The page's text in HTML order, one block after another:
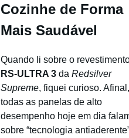
Cozinhe de Forma
Mais Saudável
Quando li sobre o
RS‑ULTRA 3 da Redsilver
Supreme, fiquei curioso. Afinal,
todas as panelas de alto
desempenho hoje em dia
sobre “tecnologia